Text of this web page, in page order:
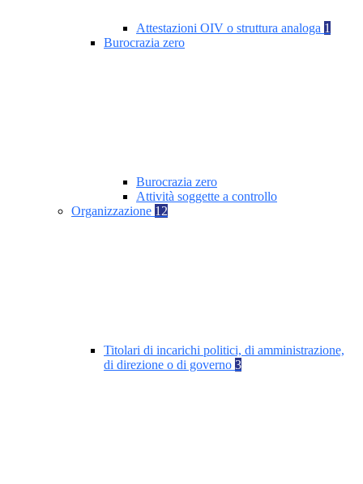
Attestazioni OIV o struttura analoga 1
Burocrazia zero
Burocrazia zero
Attività soggette a controllo
Organizzazione 12
Titolari di incarichi politici, di amministrazione,
di direzione o di governo 3